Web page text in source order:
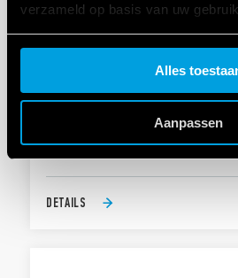
verzameld op basis van uw
Cookie policy.
Alles
Aanpassen
TYPE 19.6K - KNX RELAY
6 x 16 A 250 V AC contacten,
configureerbaar maak- of
LED-indicatie voor elke uitgang
DETAILS